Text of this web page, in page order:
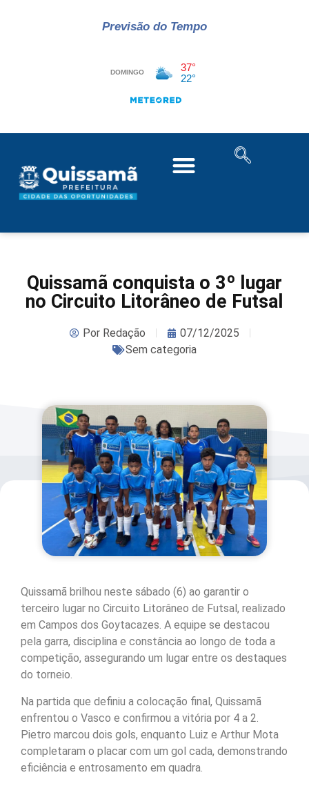
Previsão do Tempo
Quissamã conquista o 3º lugar
no Circuito Litorâneo de Futsal
PorRedação
07/12/2025
Sem categoria
Quissamã brilhou neste sábado (6) ao garantir o
terceiro lugar no Circuito Litorâneo de Futsal, realizado
em Campos dos Goytacazes. A equipe se destacou
pela garra, disciplina e constância ao longo de toda a
competição, assegurando um lugar entre os destaques
do torneio.
Na partida que definiu a colocação final, Quissamã
enfrentou o Vasco e confirmou a vitória por 4 a 2.
Pietro marcou dois gols, enquanto Luiz e Arthur Mota
completaram o placar com um gol cada, demonstrando
eficiência e entrosamento em quadra.